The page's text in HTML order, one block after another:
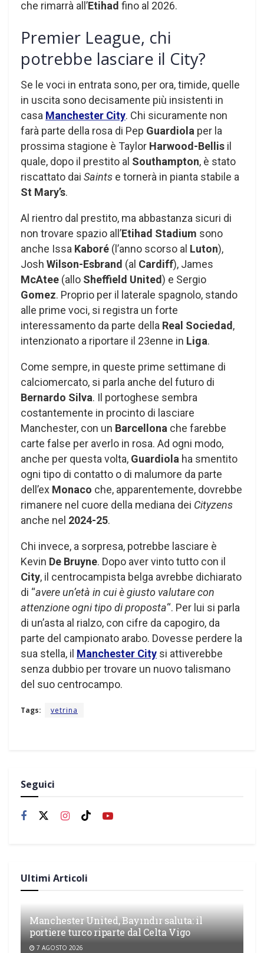
che rimarrà all’Etihad fino al 2026.
Premier League, chi
potrebbe lasciare il City?
Se le voci in entrata sono, per ora, timide, quelle
in uscita sono decisamente più insistenti in
casa Manchester City. Chi sicuramente non
farà parte della rosa di Pep Guardiola per la
prossima stagione è Taylor Harwood-Bellis il
quale, dopo il prestito al Southampton, è stato
riscattato dai Saints e tornerà in pianta stabile a
St Mary’s.
Al rientro dal prestito, ma abbastanza sicuri di
non trovare spazio all’Etihad Stadium sono
anche Issa Kaboré (l’anno scorso al Luton),
Josh Wilson-Esbrand (al Cardiff), James
McAtee (allo Sheffield United) e Sergio
Gomez. Proprio per il laterale spagnolo, stando
alle prime voci, si registra un forte
interessamento da parte della Real Sociedad,
intenzionato a riportare il 23enne in Liga.
Come sempre, in queste prime settimane di
calciomercato, si parla anche del futuro di
Bernardo Silva. Il portoghese sembra
costantemente in procinto di lasciare
Manchester, con un Barcellona che farebbe
carte false per averlo in rosa. Ad ogni modo,
anche per questa volta, Guardiola ha smentito
ogni tipo di contatto o di malumore da parte
dell’ex Monaco che, apparentemente, dovrebbe
rimanere nel cuore della mediana dei Cityzens
anche nel 2024-25.
Chi invece, a sorpresa, potrebbe lasciare è
Kevin De Bruyne. Dopo aver vinto tutto con il
City, il centrocampista belga avrebbe dichiarato
di “avere un’età in cui è giusto valutare con
attenzione ogni tipo di proposta“. Per lui si parla
di un’asta al rialzo, con cifre da capogiro, da
parte del campionato arabo. Dovesse perdere la
sua stella, il Manchester City si attiverebbe
senza dubbio per trovare un nuovo talismano
del suo centrocampo.
Tags: vetrina
Seguici
Ultimi Articoli
Manchester United, Bayındır saluta: il
portiere turco riparte dal Celta Vigo
7 AGOSTO 2026